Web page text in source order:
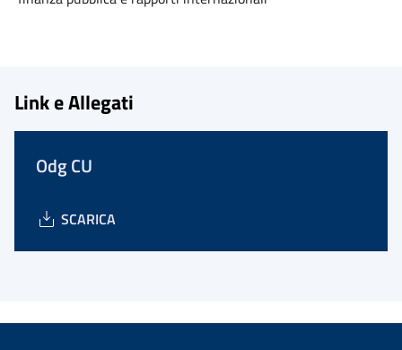
Link e Allegati
Odg CU
SCARICA